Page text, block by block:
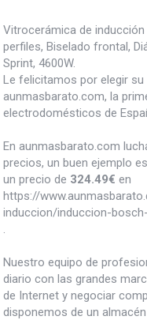
Vitrocerámica de inducción
perfiles, Biselado frontal,
Sprint, 4600W.
Le felicitamos por elegir su
aunmasbarato.com, la
electrodomésticos de
En aunmasbarato.com
precios, un buen ejemplo
un precio de 324.49€ en
https://
induccion/induccion-
.
Nuestro equipo de
diario con las grandes
de Internet y negociar
disponemos de un